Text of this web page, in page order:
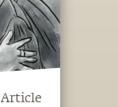
Article